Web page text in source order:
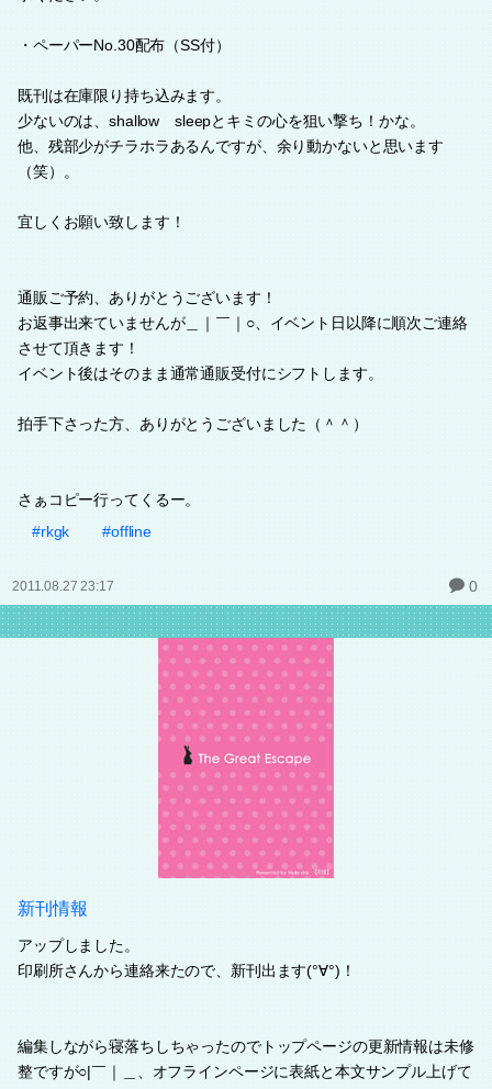
・ペーパーNo.30配布（SS付）
既刊は在庫限り持ち込みます。
少ないのは、shallow sleepとキミの心を狙い撃ち！かな。
他、残部少がチラホラあるんですが、余り動かないと思います
（笑）。
宜しくお願い致します！
通販ご予約、ありがとうございます！
お返事出来ていませんが＿｜￣｜○、イベント日以降に順次ご連絡
させて頂きます！
イベント後はそのまま通常通販受付にシフトします。
拍手下さった方、ありがとうございました（＾＾）
さぁコピー行ってくるー。
#rkgk
#offline
2011.08.27 23:17 0
新刊情報
アップしました。
印刷所さんから連絡来たので、新刊出ます(°∀°)！
編集しながら寝落ちしちゃったのでトップページの更新情報は未修
整ですが○|￣｜＿、オフラインページに表紙と本文サンプル上げて